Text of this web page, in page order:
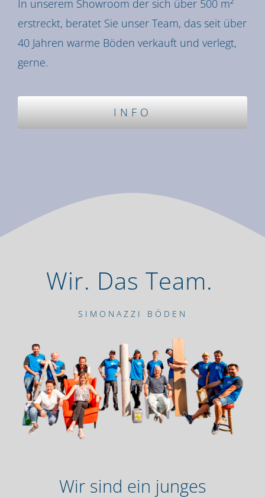
In unserem Showroom der sich über 500 m²
erstreckt, beratet Sie unser Team, das seit über
40 Jahren warme Böden verkauft und verlegt,
gerne.
INFO
Wir. Das Team.
SIMONAZZI BÖDEN
Wir sind ein junges